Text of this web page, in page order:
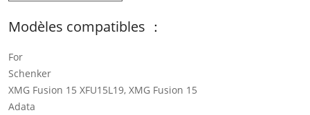
Modèles compatibles ：
For
Schenker
XMG Fusion 15 XFU15L19, XMG Fusion 15
Adata